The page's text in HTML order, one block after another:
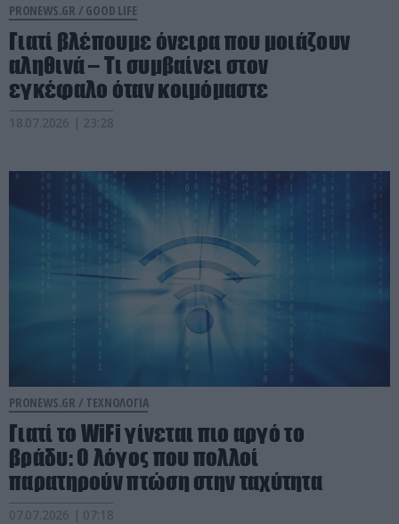
PRONEWS.GR / GOOD LIFE
Γιατί βλέπουμε όνειρα που μοιάζουν
αληθινά – Τι συμβαίνει στον
εγκέφαλο όταν κοιμόμαστε
18.07.2026 | 23:28
PRONEWS.GR / ΤΕΧΝΟΛΟΓΙΑ
Γιατί το WiFi γίνεται πιο αργό το
βράδυ: Ο λόγος που πολλοί
παρατηρούν πτώση στην ταχύτητα
07.07.2026 | 07:18